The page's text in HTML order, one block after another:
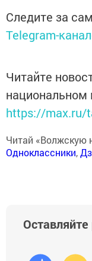
Следите за
Telegram-
Читайте
https://max.ru/
Читай «Волжскую
Одноклассники,